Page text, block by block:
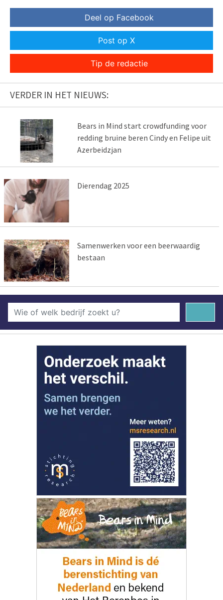
Deel op Facebook
Post op X
Tip de redactie
VERDER IN HET NIEUWS:
Bears in Mind start crowdfunding voor
redding bruine beren Cindy en Felipe uit
Azerbeidzjan
Dierendag 2025
Samenwerken voor een beerwaardig
bestaan